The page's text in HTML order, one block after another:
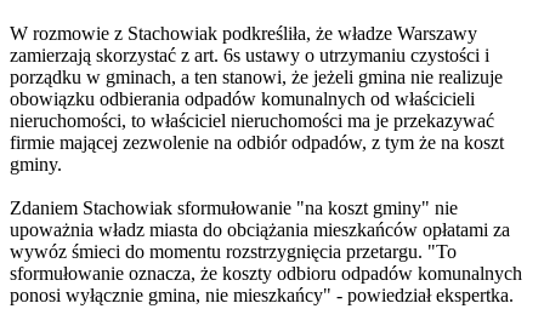
W rozmowie z Stachowiak podkreśliła, że władze Warszawy
zamierzają skorzystać z art. 6s ustawy o utrzymaniu czystości i
porządku w gminach, a ten stanowi, że jeżeli gmina nie realizuje
obowiązku odbierania odpadów komunalnych od właścicieli
nieruchomości, to właściciel nieruchomości ma je przekazywać
firmie mającej zezwolenie na odbiór odpadów, z tym że na koszt
gminy.
Zdaniem Stachowiak sformułowanie "na koszt gminy" nie
upoważnia władz miasta do obciążania mieszkańców opłatami za
wywóz śmieci do momentu rozstrzygnięcia przetargu. "To
sformułowanie oznacza, że koszty odbioru odpadów komunalnych
ponosi wyłącznie gmina, nie mieszkańcy" - powiedział ekspertka.